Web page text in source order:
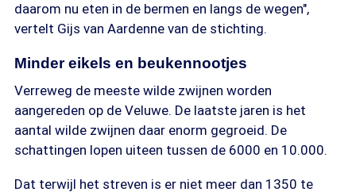
daarom nu eten in de bermen en langs de wegen",
vertelt Gijs van Aardenne van de stichting.
Minder eikels en beukennootjes
Verreweg de meeste wilde zwijnen worden
aangereden op de Veluwe. De laatste jaren is het
aantal wilde zwijnen daar enorm gegroeid. De
schattingen lopen uiteen tussen de 6000 en 10.000.
Dat terwijl het streven is er niet meer dan 1350 te